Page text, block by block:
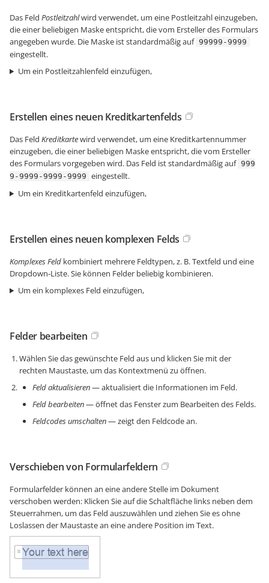
Das Feld Postleitzahlwird verwendet, um eine Postleitzahl einzugeben,
die einer beliebigen Maske entspricht, die vom Ersteller des Formulars
angegeben wurde. Die Maske ist standardmäßig auf 99999-9999
eingestellt.
Um ein Postleitzahlenfeld einzufügen,
Erstellen eines neuen Kreditkartenfelds
Das Feld Kreditkartewird verwendet, um eine Kreditkartennummer
einzugeben, die einer beliebigen Maske entspricht, die vom Ersteller
des Formulars vorgegeben wird. Das Feld ist standardmäßig auf 999
9-9999-9999-9999 eingestellt.
Um ein Kreditkartenfeld einzufügen,
Erstellen eines neuen komplexen Felds
Komplexes Feld kombiniert mehrere Feldtypen, z. B. Textfeld und eine
Dropdown-Liste. Sie können Felder beliebig kombinieren.
Um ein komplexes Feld einzufügen,
Felder bearbeiten
Wählen Sie das gewünschte Feld aus und klicken Sie mit der
rechten Maustaste, um das Kontextmenü zu öffnen.
Feld aktualisieren— aktualisiert die Informationen im Feld.
Feld bearbeiten— öffnet das Fenster zum Bearbeiten des Felds.
Feldcodes umschalten— zeigt den Feldcode an.
Verschieben von Formularfeldern
Formularfelder können an eine andere Stelle im Dokument
verschoben werden: Klicken Sie auf die Schaltfläche links neben dem
Steuerrahmen, um das Feld auszuwählen und ziehen Sie es ohne
Loslassen der Maustaste an eine andere Position im Text.